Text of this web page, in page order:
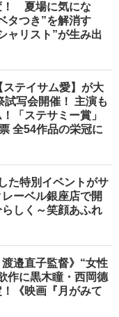
！ 夏場に気にな
タつき”を解消す
ャリスト”が生み出
ステイサム愛】が大
試写会開催！ 主演も
「ステサミー賞」
全54作品の栄冠に
た特別イベントがサ
ーベル銀座店で開
しく～笑顔あふれ
渡邉直子監督》“女性
作に黒木瞳・西岡德
《映画『月がみて